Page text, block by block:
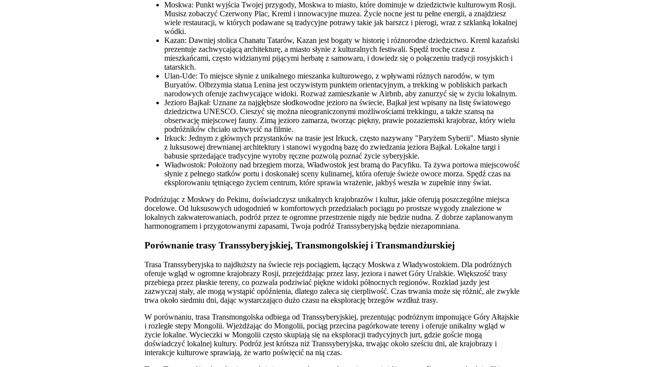
Moskwa: Punkt wyjścia Twojej przygody, Moskwa to miasto, które dominuje w dziedzictwie kulturowym Rosji.
Musisz zobaczyć Czerwony Plac, Kreml i innowacyjne muzea. Życie nocne jest tu pełne energii, a znajdziesz
wiele restauracji, w których podawane są tradycyjne potrawy takie jak barszcz i pierogi, wraz z szklanką lokalnej
wódki.
Kazan: Dawniej stolica Chanatu Tatarów, Kazan jest bogaty w historię i różnorodne dziedzictwo. Kreml kazański
prezentuje zachwycającą architekturę, a miasto słynie z kulturalnych festiwali. Spędź trochę czasu z
mieszkańcami, często widzianymi pijącymi herbatę z samowaru, i dowiedz się o połączeniu tradycji rosyjskich i
tatarskich.
Ulan-Ude: To miejsce słynie z unikalnego mieszanka kulturowego, z wpływami różnych narodów, w tym
Buryatów. Olbrzymia statua Lenina jest oczywistym punktem orientacyjnym, a trekking w pobliskich parkach
narodowych oferuje zachwycające widoki. Rozważ zamieszkanie w Airbnb, aby zanurzyć się w życiu lokalnym.
Jezioro Bajkał: Uznane za najgłębsze słodkowodne jezioro na świecie, Bajkał jest wpisany na listę światowego
dziedzictwa UNESCO. Cieszyć się można nieograniczonymi możliwościami trekkingu, a także szansą na
obserwację miejscowej fauny. Zimą jezioro zamarza, tworząc piękny, prawie pozaziemski krajobraz, który wielu
podróżników chciało uchwycić na filmie.
Irkuck: Jednym z głównych przystanków na trasie jest Irkuck, często nazywany "Paryżem Syberii". Miasto słynie
z luksusowej drewnianej architektury i stanowi wygodną bazę do zwiedzania jeziora Bajkał. Lokalne targi i
babusie sprzedające tradycyjne wyroby ręczne pozwolą poznać życie syberyjskie.
Władwostok: Położony nad brzegiem morza, Władwostok jest bramą do Pacyfiku. Ta żywa portowa miejscowość
słynie z pełnego statków portu i doskonałej sceny kulinarnej, która oferuje świeże owoce morza. Spędź czas na
eksplorowaniu tętniącego życiem centrum, które sprawia wrażenie, jakbyś weszła w zupełnie inny świat.
Podróżując z Moskwy do Pekinu, doświadczysz unikalnych krajobrazów i kultur, jakie oferują poszczególne miejsca
docelowe. Od luksusowych udogodnień w komfortowych przedziałach pociągu po prostsze wygody znalezione w
lokalnych zakwaterowaniach, podróż przez te ogromne przestrzenie nigdy nie będzie nudna. Z dobrze zaplanowanym
harmonogramem i przygotowanymi zapasami, Twoja podróż Transsyberyjską będzie niezapomniana.
Porównanie trasy Transsyberyjskiej, Transmongolskiej i Transmandżurskiej
Trasa Transsyberyjska to najdłuższy na świecie rejs pociągiem, łączący Moskwa z Władywostokiem. Dla podróżnych
oferuje wgląd w ogromne krajobrazy Rosji, przejeżdżając przez lasy, jeziora i nawet Góry Uralskie. Większość trasy
przebiega przez płaskie tereny, co pozwala podziwiać piękne widoki północnych regionów. Rozklad jazdy jest
zazwyczaj stały, ale mogą wystąpić opóźnienia, dlatego zaleca się cierpliwość. Czas trwania może się różnić, ale zwykle
trwa około siedmiu dni, dając wystarczająco dużo czasu na eksplorację brzegów wzdłuż trasy.
W porównaniu, trasa Transmongolska odbiega od Transsyberyjskiej, prezentując podróżnym imponujące Góry Ałtajskie
i rozległe stepy Mongolii. Wjeżdżając do Mongolii, pociąg przecina pagórkowate tereny i oferuje unikalny wgląd w
życie lokalne. Wycieczki w Mongolii często skupiają się na eksploracji tradycyjnych jurt, gdzie goście mogą
doświadczyć lokalnej kultury. Podróż jest krótsza niż Transsyberyjska, trwając około sześciu dni, ale krajobrazy i
interakcje kulturowe sprawiają, że warto poświęcić na nią czas.